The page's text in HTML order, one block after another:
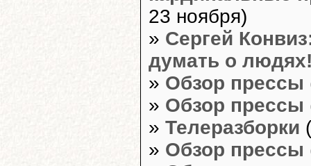
23 ноября)
» Сергей
думать о
» Обзор прессы
» Обзор прессы
» Телеразборки
» Обзор прессы